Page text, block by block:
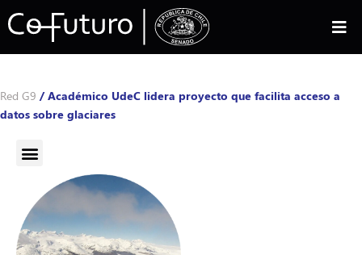
Red G9 /Académico UdeC lidera proyecto que facilita acceso a
datos sobre glaciares